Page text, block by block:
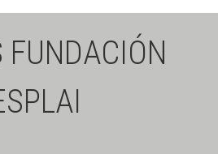
FUNDACIÓN